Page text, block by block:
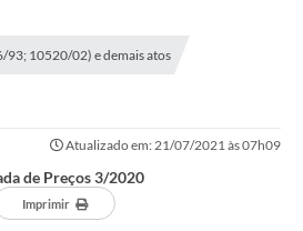
93; 10520/02) e demais atos
Atualizado em: 21/07/2021 às 07h09
de Preços 3/2020
Imprimir